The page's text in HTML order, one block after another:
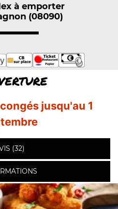
à emporter
(08090)
jusqu'au 1
(32)